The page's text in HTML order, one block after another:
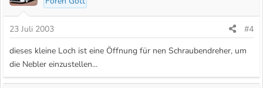
23 Juli 2003
#4
dieses kleine Loch ist eine Öffnung für nen Schraubendreher, um
die Nebler einzustellen...